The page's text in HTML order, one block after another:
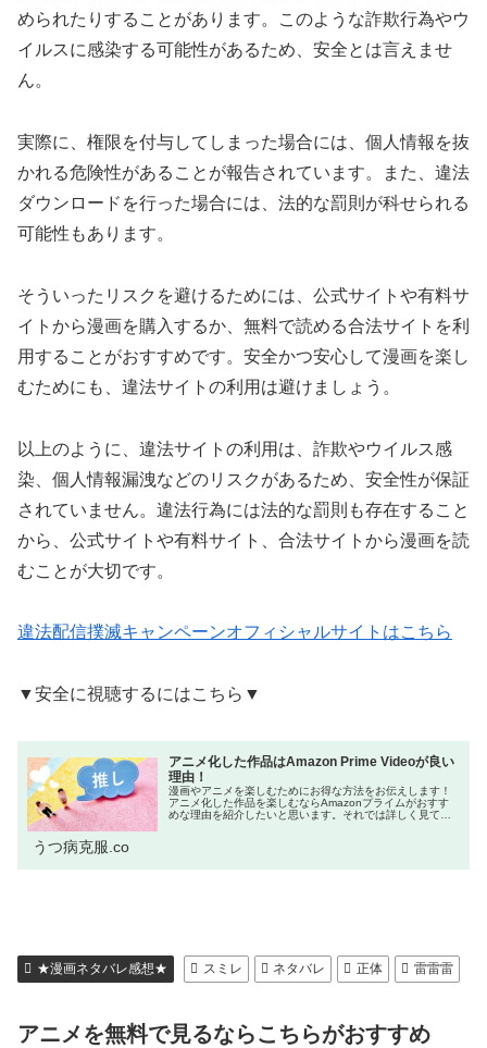
められたりすることがあります。このような詐欺行為やウ
イルスに感染する可能性があるため、安全とは言えませ
ん。
実際に、権限を付与してしまった場合には、個人情報を抜
かれる危険性があることが報告されています。また、違法
ダウンロードを行った場合には、法的な罰則が科せられる
可能性もあります。
そういったリスクを避けるためには、公式サイトや有料サ
イトから漫画を購入するか、無料で読める合法サイトを利
用することがおすすめです。安全かつ安心して漫画を楽し
むためにも、違法サイトの利用は避けましょう。
以上のように、違法サイトの利用は、詐欺やウイルス感
染、個人情報漏洩などのリスクがあるため、安全性が保証
されていません。違法行為には法的な罰則も存在すること
から、公式サイトや有料サイト、合法サイトから漫画を読
むことが大切です。
違法配信撲滅キャンペーンオフィシャルサイトはこちら
▼安全に視聴するにはこちら▼
アニメ化した作品はAmazon Prime Videoが良い
理由！
漫画やアニメを楽しむためにお得な方法をお伝えします！
アニメ化した作品を楽しむならAmazonプライムがおすす
めな理由を紹介したいと思います。それでは詳しく見てい
うつ病克服.co
★漫画ネタバレ感想★ スミレ ネタバレ 正体 雷雷雷
アニメを無料で見るならこちらがおすすめ